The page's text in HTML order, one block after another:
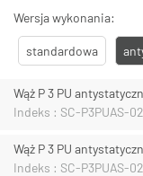
Wersja wykonania:
standardowa
Wąż P 3 PU
Indeks : SC-P3PUAS-
Wąż P 3 PU
Indeks : SC-P3PUAS-